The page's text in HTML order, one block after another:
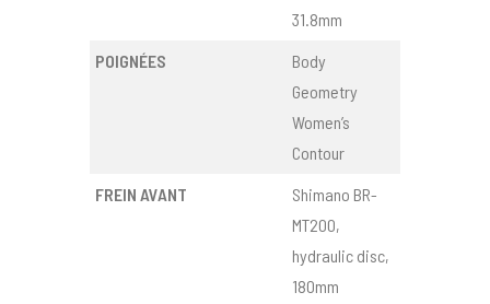
31.8mm
POIGNÉES
Body
Geometry
Women’s
Contour
FREIN AVANT
Shimano BR-
MT200,
hydraulic disc,
180mm